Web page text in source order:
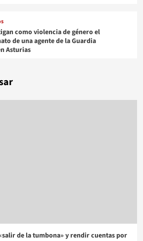
como violencia de género el
de una agente de la Guardia
Asturias
de la tumbona» y rendir cuentas por